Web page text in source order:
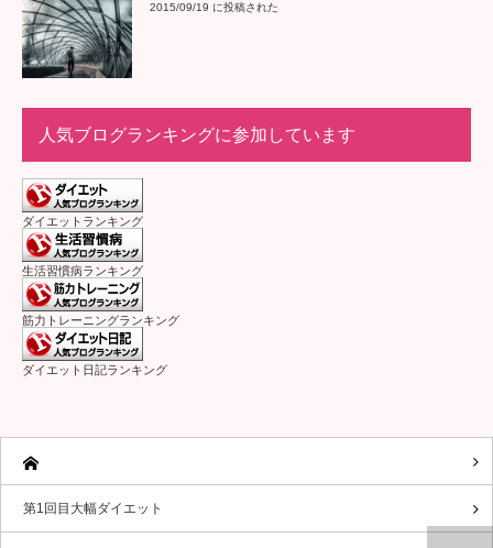
2015/09/19 に投稿された
人気ブログランキングに参加しています
ダイエットランキング
生活習慣病ランキング
筋力トレーニングランキング
ダイエット日記ランキング
第1回目大幅ダイエット